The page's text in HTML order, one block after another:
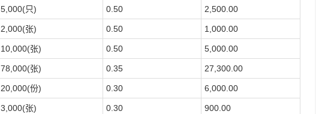
5,000(只) 0.50 2,500.00
2,000(张) 0.50 1,000.00
10,000(张) 0.50 5,000.00
78,000(张) 0.35 27,300.00
20,000(份) 0.30 6,000.00
3,000(张) 0.30 900.00